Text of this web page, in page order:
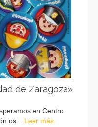
de Zaragoza»
en Centro
os... Leer más